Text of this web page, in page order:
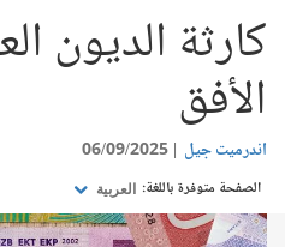
كارثة الديون
الأفق
اندرميت جيل 06/09/2025
الصفحة متوفرة باللغة: العربية